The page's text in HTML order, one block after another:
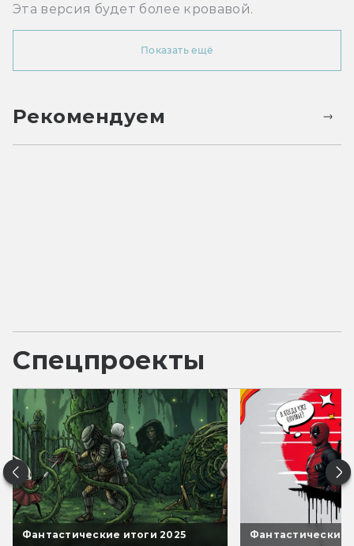
Эта версия будет более кровавой.
Показать ещё
Рекомендуем
Спецпроекты
Фантастические итоги 2025 Фантастические